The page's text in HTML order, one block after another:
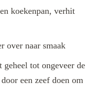
koekenpan, verhit
over naar smaak
tot ongeveer de
een zeef doen om